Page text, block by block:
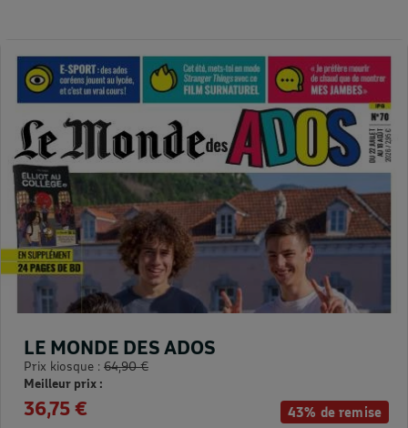
43% de remise
LE MONDE DES ADOS
Prix kiosque : 64,90 €
Meilleur prix :
36,75 €